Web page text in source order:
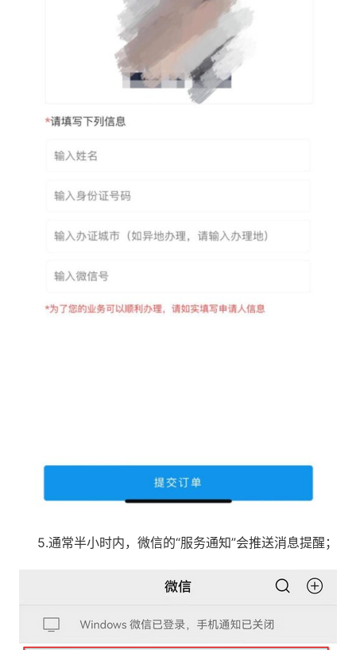
5.通常半小时内，微信的“服务通知”会推送消息提醒；